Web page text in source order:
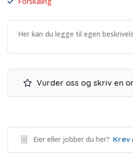
Her kan du legge til egen
Vurder oss og skriv en
Eier eller jobber du her? Krev